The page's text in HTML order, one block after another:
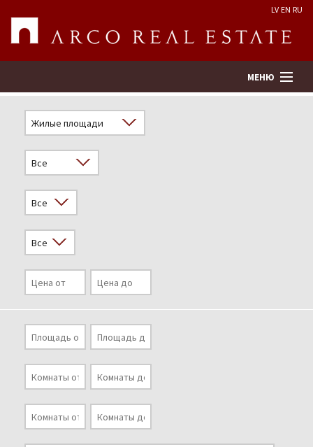
LV EN RU
МЕНЮ
Оценка недвижимости
Предприятие
Услуги
Kонтакты